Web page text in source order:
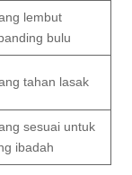
lembut
bulu
tahan lasak
sesuai untuk
ibadah